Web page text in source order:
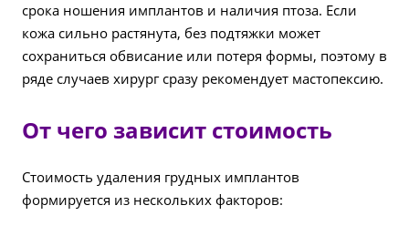
срока ношения имплантов и наличия птоза. Если
кожа сильно растянута, без подтяжки может
сохраниться обвисание или потеря формы, поэтому в
ряде случаев хирург сразу рекомендует мастопексию.
От чего зависит стоимость
Стоимость удаления грудных имплантов
формируется из нескольких факторов: